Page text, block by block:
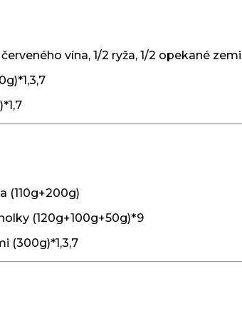
vína, 1/2 ryža, 1/2 opekané
(110g+200g)
(120g+100g+50g)*9
(300g)*1,3,7